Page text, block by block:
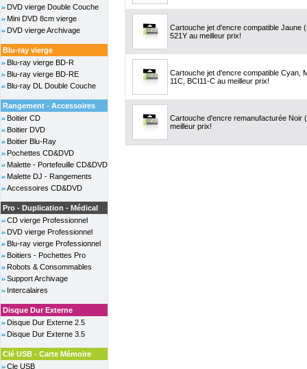
DVD vierge Double Couche
Mini DVD 8cm vierge
DVD vierge Archivage
Blu-ray vierge
Blu-ray vierge BD-R
Blu-ray vierge BD-RE
Blu-ray DL Double Couche
Rangement - Accessoires
Boitier CD
Boitier DVD
Boitier Blu-Ray
Pochettes CD&DVD
Malette - Portefeuille CD&DVD
Malette DJ - Rangements
Accessoires CD&DVD
Pro - Duplication - Médical
CD vierge Professionnel
DVD vierge Professionnel
Blu-ray vierge Professionnel
Boitiers - Pochettes Pro
Robots & Consommables
Support Archivage
Intercalaires
Disque Dur Externe
Disque Dur Externe 2.5
Disque Dur Externe 3.5
Clé USB - Carte Mémoire
Cle USB
Cartouche jet d'encre compatible Jaune
521Y au meilleur prix!
Cartouche jet d'encre compatible Cyan,
11C, BCI11-C au meilleur prix!
Cartouche d'encre remanufacturée Noir
meilleur prix!